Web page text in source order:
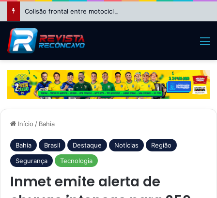
Início / Bahia
Bahia Brasil Destaque Notícias
Região
Segurança
Tecnologia
Inmet emite alerta de